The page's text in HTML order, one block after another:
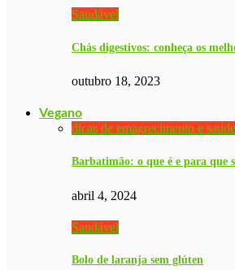
Saudável
Chás digestivos: conheça os
outubro 18, 2023
Vegano
dicas de emagrecimento e saúde
Barbatimão: o que é e para que
abril 4, 2024
Saudável
Bolo de laranja sem glúten